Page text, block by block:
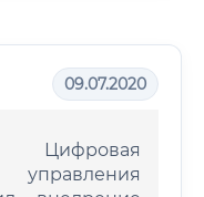
09.07.2020